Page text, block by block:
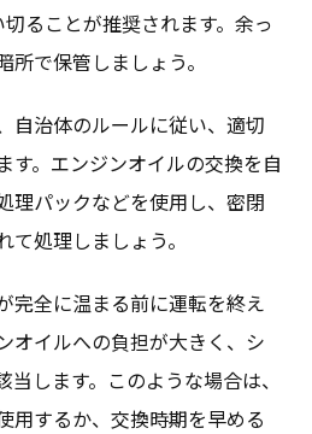
ることが推奨されます。余っ
で保管しましょう。
自治体のルールに従い、適切
す。エンジンオイルの交換を自
理パックなどを使用し、密閉
処理しましょう。
完全に温まる前に運転を終え
オイルへの負担が大きく、シ
します。このような場合は、
用するか、交換時期を早める